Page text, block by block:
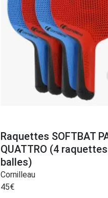
Raquettes SOFTBAT
QUATTRO (4
balles)
Cornilleau
45€